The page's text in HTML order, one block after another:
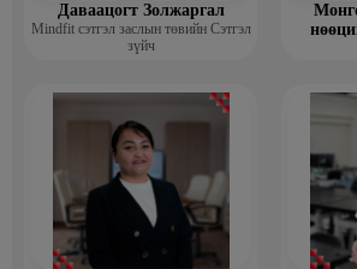
Даваацогт Золжаргал
Mindfit сэтгэл заслын төвийн Сэтгэл
зүйч